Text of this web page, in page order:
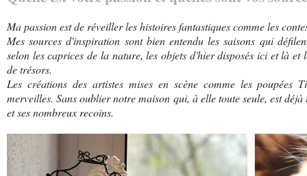
Ma passion est de réveiller les histoires fantastiques comme les
Mes sources d'inspiration sont bien entendu les saisons qui
selon les caprices de la nature, les objets d'hier disposés ici et là
de trésors.
Les créations des artistes mises en scène comme les poupées
merveilles. Sans oublier notre maison qui, à elle toute seule, est
et ses nombreux recoins.